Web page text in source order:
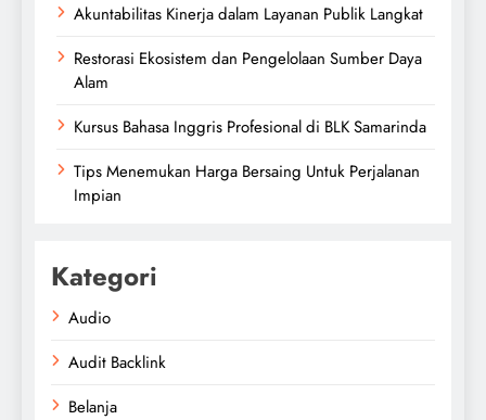
Akuntabilitas Kinerja dalam Layanan Publik Langkat
Restorasi Ekosistem dan Pengelolaan Sumber Daya
Alam
Kursus Bahasa Inggris Profesional di BLK Samarinda
Tips Menemukan Harga Bersaing Untuk Perjalanan
Impian
Kategori
Audio
Audit Backlink
Belanja